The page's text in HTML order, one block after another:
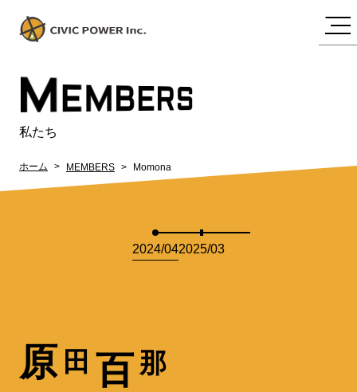
MEMBERS
私たち
ホーム MEMBERS Momona
2024/042025/03
原 田 百 那